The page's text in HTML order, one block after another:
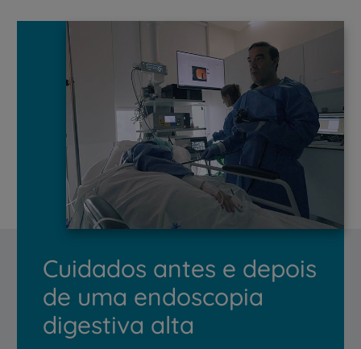
Cuidados antes e depois
de uma endoscopia
digestiva alta